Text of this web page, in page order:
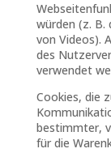
würden (z. B.
von Videos).
des
verwendet
Cookies, die
bestimmter,
für die